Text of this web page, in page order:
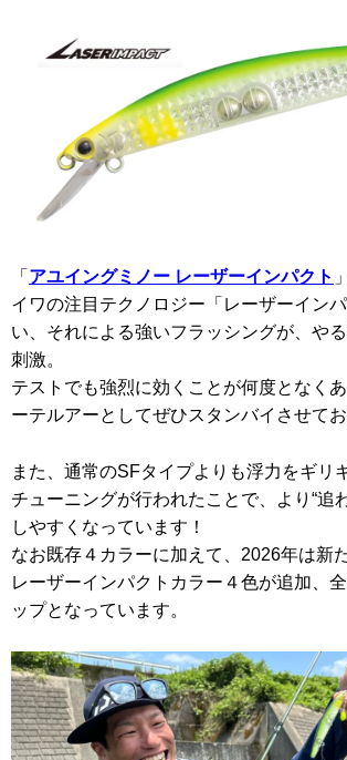
「 アユイングミノー レーザーインパクト
イワの注目テクノロジー「レーザーイン
い、それによる強いフラッシングが、や
刺激。
テストでも強烈に効くことが何度となく
ーテルアーとしてぜひスタンバイさせて
また、通常のSFタイプよりも浮力をギリ
チューニングが行われたことで、より“追
しやすくなっています！
なお既存４カラーに加えて、2026年は新
レーザーインパクトカラー４色が追加、
ップとなっています。